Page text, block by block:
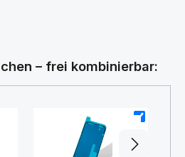
– frei kombinierbar: